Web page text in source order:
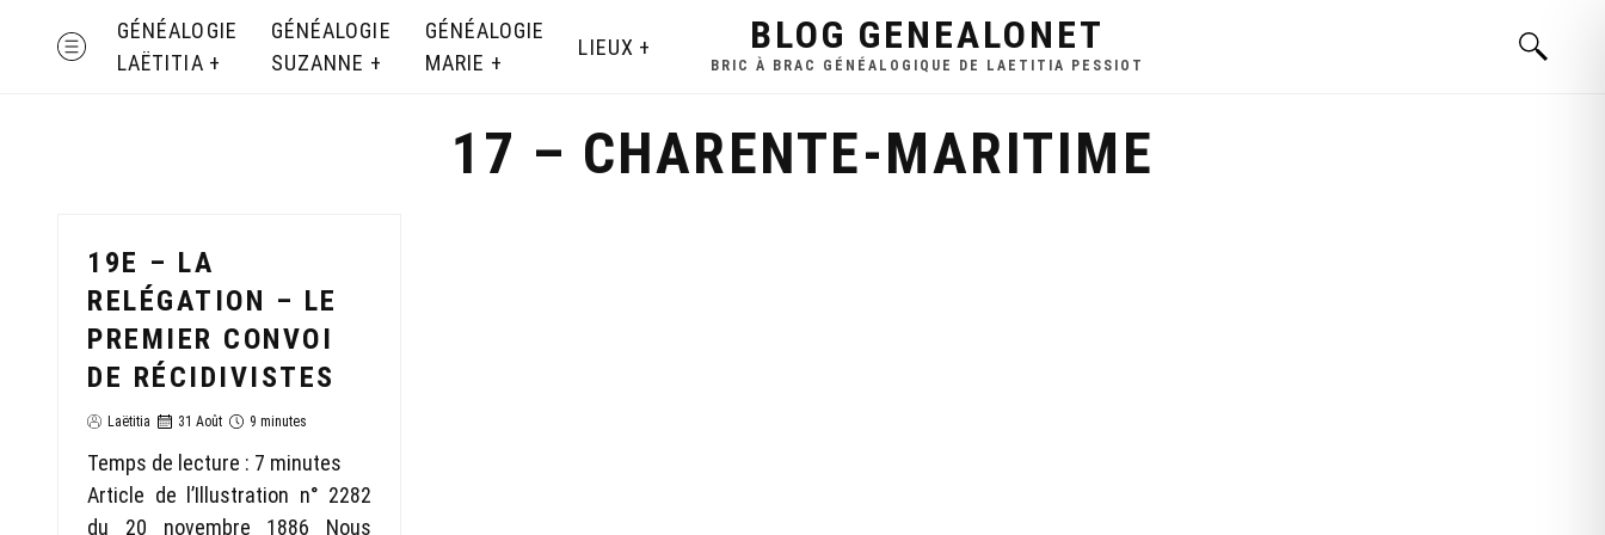
MENU
GÉNÉALOGIE
LAËTITIA
GÉNÉALOGIE
SUZANNE
GÉNÉALOGIE
MARIE
LIEUX BLOG GENEALONET
BRIC À BRAC GÉNÉALOGIQUE DE LAETITIA PESSIOT
17 – CHARENTE-MARITIME
19E – LA
RELÉGATION – LE
PREMIER CONVOI
DE RÉCIDIVISTES
Laëtitia 31 Août 9 minutes
Temps de lecture : 7 minutes
Article de l’Illustration n° 2282
du 20 novembre 1886 Nous